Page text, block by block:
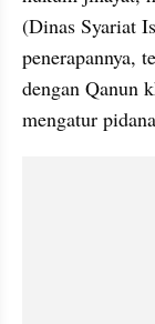
(Dinas Syariat
penerapannya,
dengan Qanun
mengatur